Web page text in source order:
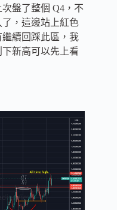
盤了整個 Q4，不
，這邊站上紅色
續回踩此區，我
新高可以先上看